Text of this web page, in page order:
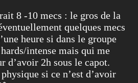
8 -10 mecs : le gros de la
quelques mecs
heure si dans le groupe
intense mais qui me
d’avoir 2h sous le capot.
si ce n’est d’avoir